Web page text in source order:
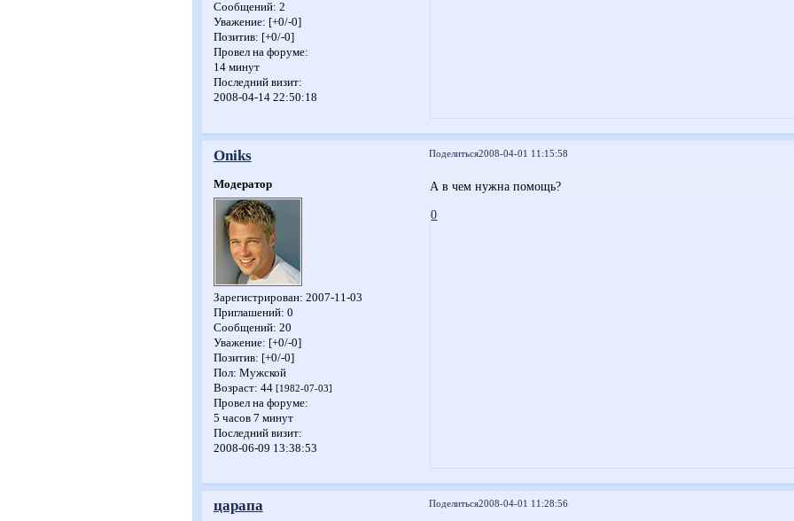
Сообщений: 2
Уважение: [+0/-0]
Позитив: [+0/-0]
Провел на форуме:
14 минут
Последний визит:
2008-04-14 22:50:18
Поделиться2008-04-01 11:15:58
Oniks
Модератор
Зарегистрирован: 2007-11-03
Приглашений: 0
Сообщений: 20
Уважение: [+0/-0]
Позитив: [+0/-0]
Пол: Мужской
Возраст: 44 [1982-07-03]
Провел на форуме:
5 часов 7 минут
Последний визит:
2008-06-09 13:38:53
А в чем нужна помощь?
0
Поделиться2008-04-01 11:28:56
царапа